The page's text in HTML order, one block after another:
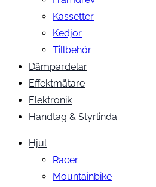
Kassetter
Kedjor
Tillbehör
Dämpardelar
Effektmätare
Elektronik
Handtag & Styrlinda
Hjul
Racer
Mountainbike